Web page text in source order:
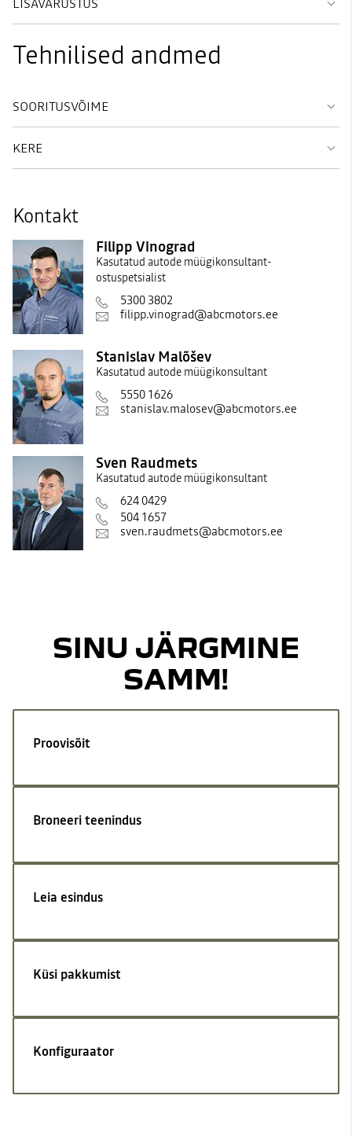
Tehnilised andmed
SOORITUSVÕIME
KERE
Kontakt
Filipp Vinograd
Kasutatud autode müügikonsultant-
ostuspetsialist
5300 3802
filipp.vinograd@abcmotors.ee
Stanislav Malõšev
Kasutatud autode müügikonsultant
5550 1626
stanislav.malosev@abcmotors.ee
Sven Raudmets
Kasutatud autode müügikonsultant
624 0429
504 1657
sven.raudmets@abcmotors.ee
SINU JÄRGMINE
SAMM!
Proovisõit
Broneeri teenindus
Leia esindus
Küsi pakkumist
Konfiguraator